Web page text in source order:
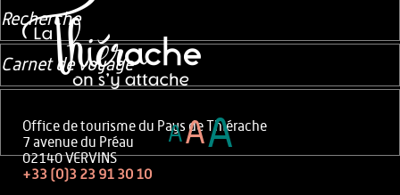
Office de tourisme du Pays de Thiérache
7 avenue du Préau
02140 VERVINS
+33 (0)3 23 91 30 10
Recherche
Carnet de voyage
AAA